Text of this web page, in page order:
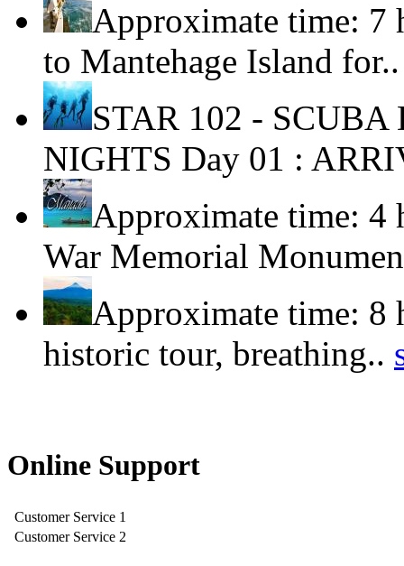
Approximate time: 7
to Mantehage Island
STAR 102 -
NIGHTS Day 01 :
Approximate time: 4
War Memorial
Approximate time: 8
historic tour, breathing..
Online Support
Customer Service 1
Customer Service 2